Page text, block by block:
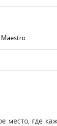
место, где